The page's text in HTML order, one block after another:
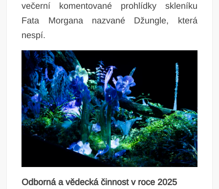
večerní komentované prohlídky skleníku
Fata Morgana nazvané Džungle, která
nespí.
Odborná a vědecká činnost v roce 2025